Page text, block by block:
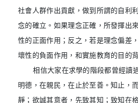
社會人群作出貢獻，做到所謂的自利
念的確立。如果理念正確，所發揮出
性的正面作用；反之，若是理念偏差
壞性的負面作用，和實施教育的目
相信大家在求學的階段都曾經讀
明德，在親民，在止於至善。知止，
靜；欲誠其意者，先致其知；致知在